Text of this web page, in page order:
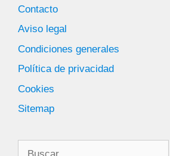
Contacto
Aviso legal
Condiciones generales
Política de privacidad
Cookies
Sitemap